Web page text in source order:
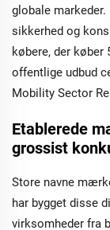
globale
sikkerhed og
købere, der køber
offentlige udbud
Mobility Sector
Etablerede
grossist
Store navne
har bygget disse
virksomheder fra